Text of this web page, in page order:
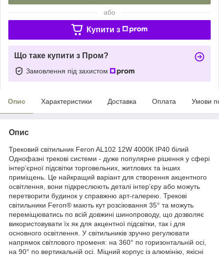
або
Купити з
Що таке купити з Пром?
Замовлення під захистом
Опис Характеристики Доставка Оплата Умови
Опис
Трековий світильник Feron AL102 12W 4000К IP40 білий
Однофазні трекові системи - дуже популярне рішення у сфері
інтер’єрної підсвітки торговельних, житлових та інших
приміщень. Це найкращий варіант для створення акцентного
освітлення, вони підкреслюють деталі інтер’єру або можуть
перетворити будинок у справжню арт-галерею. Трекові
світильники Feron® мають кут розсіювання 35° та можуть
переміщюватись по всій довжині шинопроводу, що дозволяє
використовувати їх як для акцентної підсвітки, так і для
основного освітлення. У світильників зручно регулювати
напрямок світлового променя: на 360° по горизонтальній осі,
на 90° по вертикальній осі. Міцний корпус із алюмінію, якісні